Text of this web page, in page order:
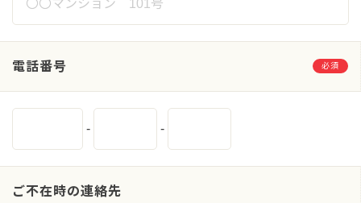
電話番号 必須
- -
ご不在時の連絡先